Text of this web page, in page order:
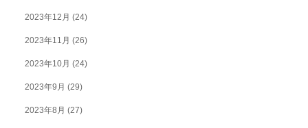
2023年12月 (24)
2023年11月 (26)
2023年10月 (24)
2023年9月 (29)
2023年8月 (27)